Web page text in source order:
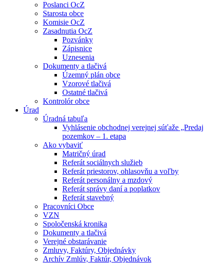
Poslanci OcZ
Starosta obce
Komisie OcZ
Zasadnutia OcZ
Pozvánky
Zápisnice
Uznesenia
Dokumenty a tlačivá
Územný plán obce
Vzorové tlačivá
Ostatné tlačivá
Kontrolór obce
Úrad
Úradná tabuľa
Vyhlásenie obchodnej verejnej súťaže „Predaj
pozemkov – 1. etapa
Ako vybaviť
Matričný úrad
Referát sociálnych služieb
Referát priestorov, ohlasovňu a voľby
Referát personálny a mzdový
Referát správy daní a poplatkov
Referát stavebný
Pracovníci Obce
VZN
Spoločenská kronika
Dokumenty a tlačivá
Verejné obstarávanie
Zmluvy, Faktúry, Objednávky
Archív Zmlúv, Faktúr, Objednávok